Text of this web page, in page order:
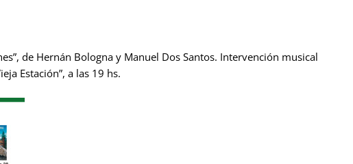
de Hernán Bologna y Manuel Dos Santos. Intervención musical
Estación”, a las 19 hs.